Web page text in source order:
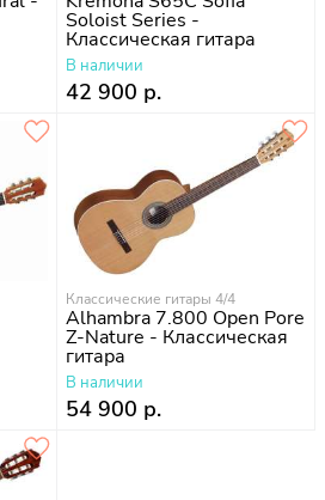
Soloist Series -
Классическая гитара
В наличии
42 900 р.
Классические гитары 4/4
Alhambra 7.800 Open Pore
Z-Nature - Классическая
гитара
В наличии
54 900 р.